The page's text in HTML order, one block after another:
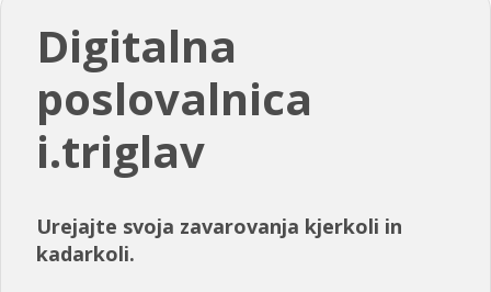
Digitalna
poslovalnica
i.triglav
Urejajte svoja zavarovanja kjerkoli in
kadarkoli.